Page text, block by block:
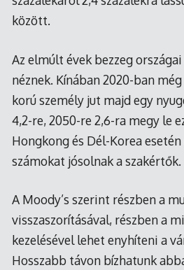
között.
Az elmúlt évek bezzeg
néznek. Kínában 2020-ban
korú személy jut majd egy
4,2-re, 2050-re 2,6-ra megy le
Hongkong és Dél-Korea
számokat jósolnak a szakértők.
A Moody’s szerint részben a
visszaszorításával, részben a
kezelésével lehet enyhíteni a
Hosszabb távon bízhatunk